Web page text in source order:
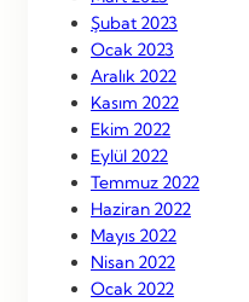
Şubat 2023
Ocak 2023
Aralık 2022
Kasım 2022
Ekim 2022
Eylül 2022
Temmuz 2022
Haziran 2022
Mayıs 2022
Nisan 2022
Ocak 2022